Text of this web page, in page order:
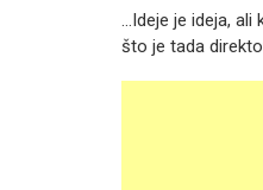
…Ideje je ideja, ali
što je tada